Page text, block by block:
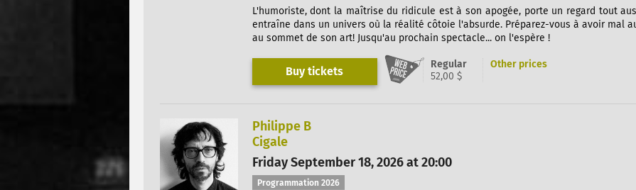
L'humoriste, dont la maîtrise du ridicule est à son apogée, porte un regard tout
entraîne dans un univers où la réalité côtoie l'absurde. Préparez-vous à avoir mal
au sommet de son art! Jusqu'au prochain spectacle... on l'espère !
Buy tickets
Regular
52,00 $
Other prices
Philippe B
Cigale
Friday September 18, 2026 at 20:00
Programmation 2026